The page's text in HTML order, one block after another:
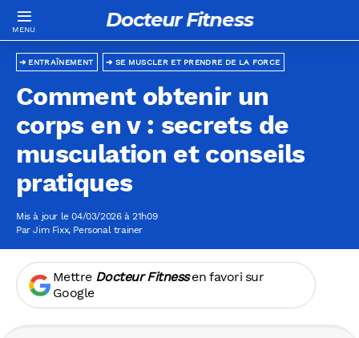
Docteur Fitness
SE MUSCLER ET PRENDRE DE LA FORCE
ENTRAÎNEMENT
Comment obtenir un
corps en v : secrets de
musculation et conseils
pratiques
Mis à jour le 04/03/2026 à 21h09
ParJim Fixx, Personal trainer
Mettre Docteur Fitnessen favori sur
Google